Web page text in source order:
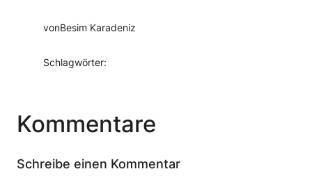
vonBesim Karadeniz
Schlagwörter:
Kommentare
Schreibe einen Kommentar